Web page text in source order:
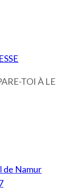
TOI À LE
de Namur